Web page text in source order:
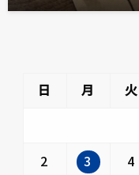
日
月 火
2
3 4